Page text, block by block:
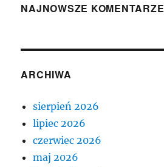
NAJNOWSZE KOMENTARZE
ARCHIWA
sierpień 2026
lipiec 2026
czerwiec 2026
maj 2026